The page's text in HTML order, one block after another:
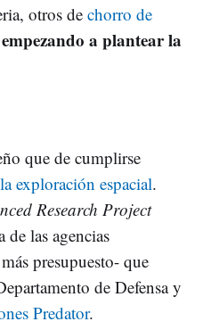
otros dechorro de
empezando a plantear la
que de cumplirse
exploración espacial.
Research Project
las agencias
presupuesto- que
de Defensa y
Predator.